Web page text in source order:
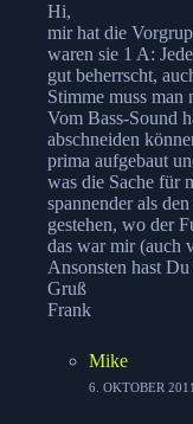
Hi,
mir hat die
waren sie 1 A:
gut beherrscht,
Stimme muss man
Vom Bass-Sound
abschneiden
prima aufgebaut
was die Sache für
spannender als
gestehen, wo der
das war mir (auch
Ansonsten hast Du
Gruß
Frank
Mike
6. OKTOBER